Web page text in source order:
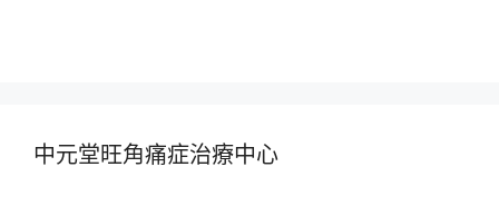
中元堂旺角痛症治療中心